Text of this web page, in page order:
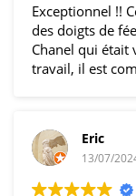
Exceptionnel !!
des doigts de
Chanel qui était
travail, il est
Eric
13/07/